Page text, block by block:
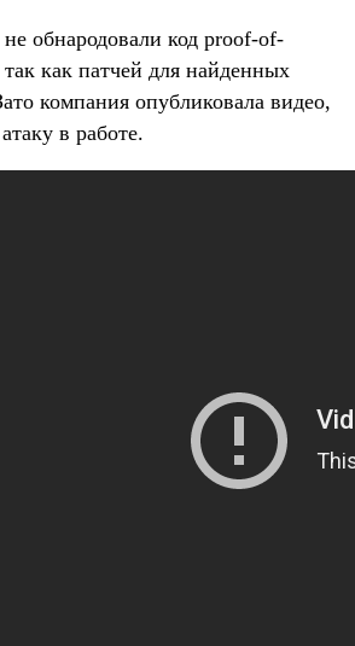
обнародовали код proof-of-
как патчей для найденных
компания опубликовала видео,
в работе.